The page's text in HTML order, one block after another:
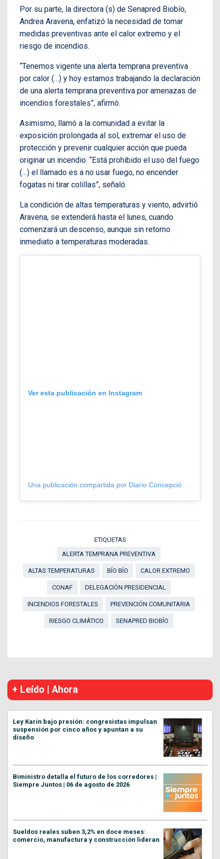
Por su parte, la directora (s) de Senapred Biobío,
Andrea Aravena, enfatizó la necesidad de tomar
medidas preventivas ante el calor extremo y el
riesgo de incendios.
“Tenemos vigente una alerta temprana preventiva
por calor (…) y hoy estamos trabajando la declaración
de una alerta temprana preventiva por amenazas de
incendios forestales”, afirmó.
Asimismo, llamó a la comunidad a evitar la
exposición prolongada al sol, extremar el uso de
protección y prevenir cualquier acción que pueda
originar un incendio. “Está prohibido el uso del fuego
(…) el llamado es a no usar fuego, no encender
fogatas ni tirar colillas”, señaló.
La condición de altas temperaturas y viento, advirtió
Aravena, se extenderá hasta el lunes, cuando
comenzará un descenso, aunque sin retorno
inmediato a temperaturas moderadas.
Ver esta publicación en Instagram
ETIQUETAS
ALERTA TEMPRANA PREVENTIVA
ALTAS TEMPERATURAS BÍO BÍO CALOR EXTREMO
CONAF DELEGACIÓN PRESIDENCIAL
INCENDIOS FORESTALES PREVENCIÓN COMUNITARIA
RIESGO CLIMÁTICO SENAPRED BIOBÍO
+ Leído | Ahora
Ley Karin bajo presión: congresistas impulsan
suspensión por cinco años y apuntan a su
diseño
Biministro detalla el futuro de los corredores |
Siempre Juntos | 06 de agosto de 2026
Sueldos reales suben 3,2% en doce meses:
comercio, manufactura y construcción lideran